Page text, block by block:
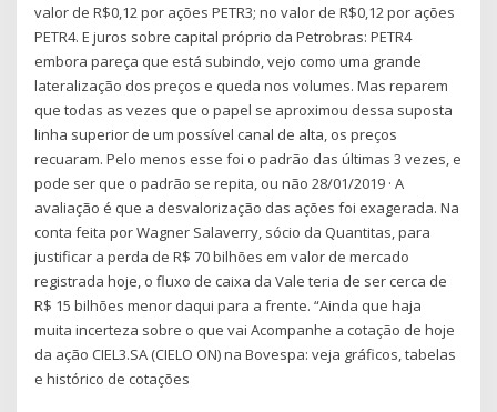
valor de R$0,12 por ações PETR3; no valor de R$0,12 por ações
PETR4. E juros sobre capital próprio da Petrobras: PETR4
embora pareça que está subindo, vejo como uma grande
lateralização dos preços e queda nos volumes. Mas reparem
que todas as vezes que o papel se aproximou dessa suposta
linha superior de um possível canal de alta, os preços
recuaram. Pelo menos esse foi o padrão das últimas 3 vezes, e
pode ser que o padrão se repita, ou não 28/01/2019 · A
avaliação é que a desvalorização das ações foi exagerada. Na
conta feita por Wagner Salaverry, sócio da Quantitas, para
justificar a perda de R$ 70 bilhões em valor de mercado
registrada hoje, o fluxo de caixa da Vale teria de ser cerca de
R$ 15 bilhões menor daqui para a frente. “Ainda que haja
muita incerteza sobre o que vai Acompanhe a cotação de hoje
da ação CIEL3.SA (CIELO ON) na Bovespa: veja gráficos, tabelas
e histórico de cotações